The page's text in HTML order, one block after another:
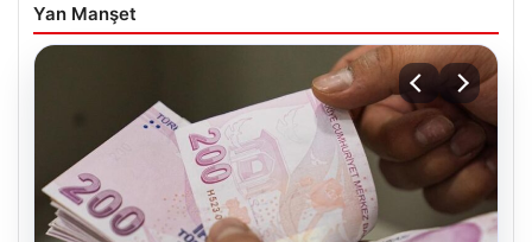
Yan Manşet